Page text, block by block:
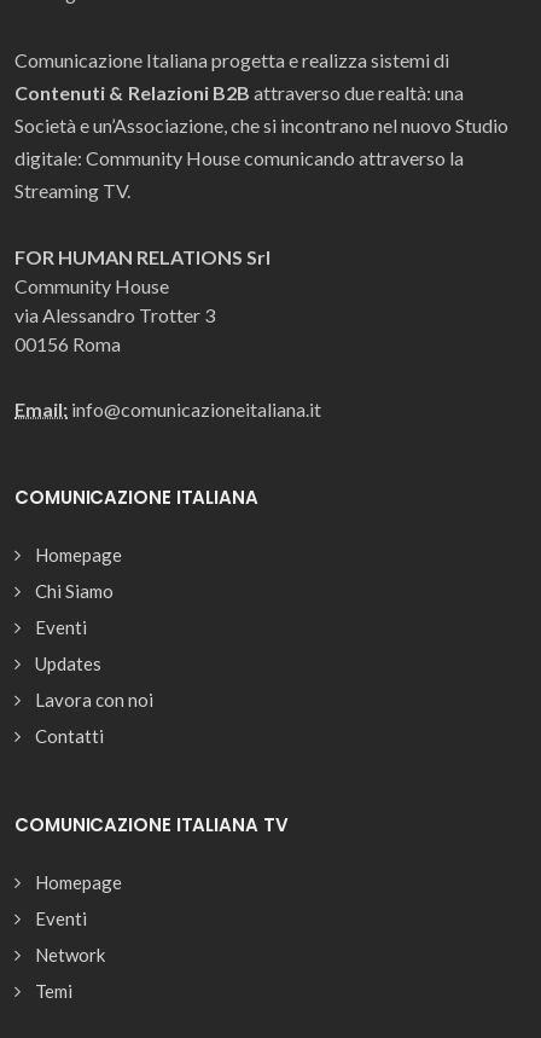
Comunicazione Italiana progetta e realizza sistemi di
Contenuti & Relazioni B2B attraverso due realtà: una
Società e un’Associazione, che si incontrano nel nuovo Studio
digitale: Community House comunicando attraverso la
Streaming TV.
FOR HUMAN RELATIONS Srl
Community House
via Alessandro Trotter 3
00156 Roma
Email: info@comunicazioneitaliana.it
COMUNICAZIONE ITALIANA
Homepage
Chi Siamo
Eventi
Updates
Lavora con noi
Contatti
COMUNICAZIONE ITALIANA TV
Homepage
Eventi
Network
Temi